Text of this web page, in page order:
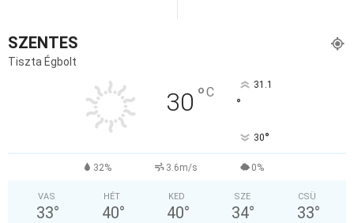
SZENTES
Tiszta Égbolt
30 °C 31.1
°
30°
32% 3.6m/s 0%
VAS
33°
HÉT
40°
KED
40°
SZE
34°
CSÜ
33°